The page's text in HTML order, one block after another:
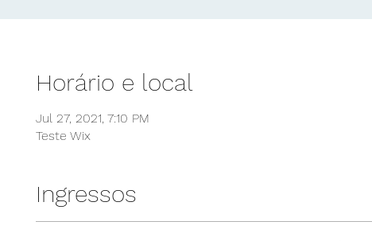
Horário e local
Jul 27, 2021, 7:10 PM
Teste Wix
Ingressos